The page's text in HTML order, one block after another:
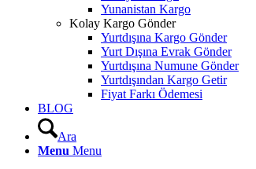
Yunanistan Kargo
Kolay Kargo Gönder
Yurtdışına Kargo Gönder
Yurt Dışına Evrak Gönder
Yurtdışına Numune Gönder
Yurtdışından Kargo Getir
Fiyat Farkı Ödemesi
BLOG
Ara
Menu Menu